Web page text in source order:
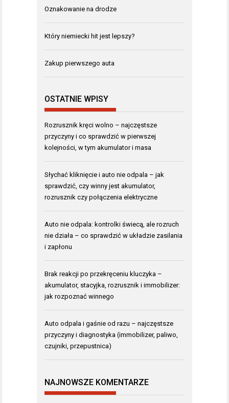
Oznakowanie na drodze
Który niemiecki hit jest lepszy?
Zakup pierwszego auta
OSTATNIE WPISY
Rozrusznik kręci wolno – najczęstsze
przyczyny i co sprawdzić w pierwszej
kolejności, w tym akumulator i masa
Słychać kliknięcie i auto nie odpala – jak
sprawdzić, czy winny jest akumulator,
rozrusznik czy połączenia elektryczne
Auto nie odpala: kontrolki świecą, ale rozruch
nie działa – co sprawdzić w układzie zasilania
i zapłonu
Brak reakcji po przekręceniu kluczyka –
akumulator, stacyjka, rozrusznik i immobilizer:
jak rozpoznać winnego
Auto odpala i gaśnie od razu – najczęstsze
przyczyny i diagnostyka (immobilizer, paliwo,
czujniki, przepustnica)
NAJNOWSZE KOMENTARZE